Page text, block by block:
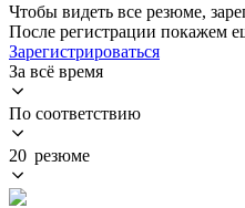
Чтобы видеть все резюме,
После регистрации покажем
Зарегистрироваться
За всё время
По соответствию
20 резюме